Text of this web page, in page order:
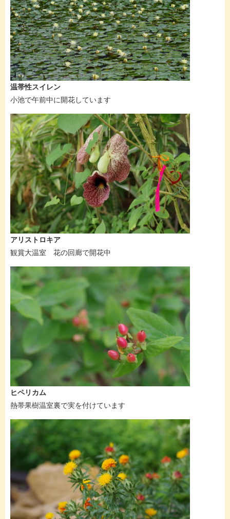
温帯性スイレン
小池で午前中に開花しています
アリストロキア
観賞大温室 花の回廊で開花中
ヒペリカム
熱帯果樹温室裏で実を付けています